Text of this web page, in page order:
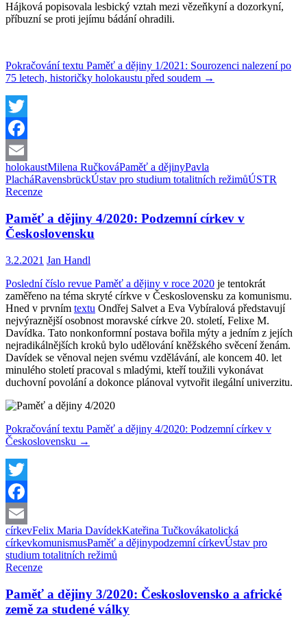
Hájková popisovala lesbický vztah mezi vězeňkyní a dozorkyní,
příbuzní se proti jejímu bádání ohradili.
Pokračování textu Paměť a dějiny 1/2021: Sourozenci nalezení po
75 letech, historičky holokaustu před soudem →
Twitter
Facebook
Email
holokaustMilena RučkováPaměť a dějinyPavla
PlacháRavensbrückÚstav pro studium totalitních režimůÚSTR
Recenze
Paměť a dějiny 4/2020: Podzemní církev v
Československu
3.2.2021 Jan Handl
Poslední číslo revue Paměť a dějiny v roce 2020 je tentokrát
zaměřeno na téma skryté církve v Československu za komunismu.
Hned v prvním textu Ondřej Salvet a Eva Vybíralová představují
nejvýraznější osobnost moravské církve 20. století, Felixe M.
Davídka. Tato nonkonformní postava bořila mýty a jedním z jejích
nejradikálnějších kroků bylo udělování kněžského svěcení ženám.
Davídek se věnoval nejen svému vzdělávání, ale koncem 40. let
minulého století pracoval s mladými, kteří toužili vykonávat
duchovní povolání a dokonce plánoval vytvořit ilegální univerzitu.
Pokračování textu Paměť a dějiny 4/2020: Podzemní církev v
Československu →
Twitter
Facebook
Email
církevFelix Maria DavídekKateřina Tučkovákatolická
církevkomunismusPaměť a dějinypodzemní církevÚstav pro
studium totalitních režimů
Recenze
Paměť a dějiny 3/2020: Československo a africké
země za studené války